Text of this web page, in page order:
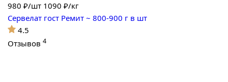
980 ₽/шт 1090 ₽/кг
Сервелат гост Ремит ~ 800-900 г в шт
4.5
Отзывов 4